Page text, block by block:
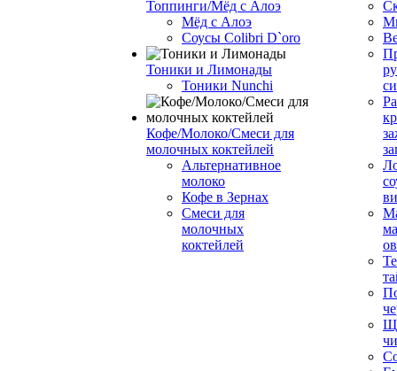
Топпинги/Мёд с Алоэ
Мёд с Алоэ
Соусы Colibri D`oro
Тоники и Лимонады
Тоники Nunchi
Кофе/Молоко/Смеси для
молочных коктейлей
Альтернативное
молоко
Кофе в Зернах
Смеси для
молочных
коктейлей